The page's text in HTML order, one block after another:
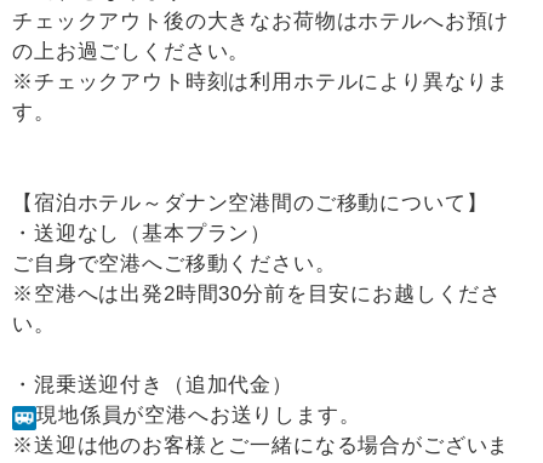
チェックアウト後の大きなお荷物はホテルへお預け
の上お過ごしください。
※チェックアウト時刻は利用ホテルにより異なりま
す。
【宿泊ホテル～ダナン空港間のご移動について】
・送迎なし（基本プラン）
ご自身で空港へご移動ください。
※空港へは出発2時間30分前を目安にお越しくださ
い。
・混乗送迎付き（追加代金）
現地係員が空港へお送りします。
※送迎は他のお客様とご一緒になる場合がございま